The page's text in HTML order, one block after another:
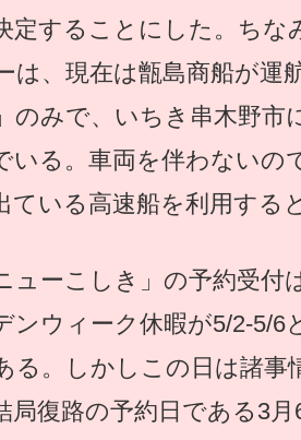
定することにした。ちな
は、現在は甑島商船が運
のみで、いちき串木野市
いる。車両を伴わないの
ている高速船を利用する
ューこしき」の予約受付
ンウィーク休暇が5/2-5/6
る。しかしこの日は諸事
局復路の予約日である3